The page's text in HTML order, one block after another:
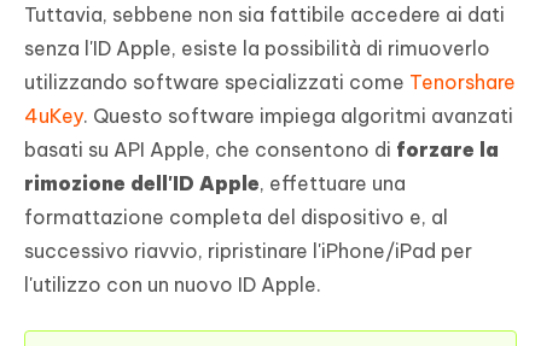
Tuttavia, sebbene non sia fattibile accedere ai dati
senza l'ID Apple, esiste la possibilità di rimuoverlo
utilizzando software specializzati come Tenorshare
4uKey. Questo software impiega algoritmi avanzati
basati su API Apple, che consentono di forzare la
rimozione dell'ID Apple, effettuare una
formattazione completa del dispositivo e, al
successivo riavvio, ripristinare l'iPhone/iPad per
l'utilizzo con un nuovo ID Apple.